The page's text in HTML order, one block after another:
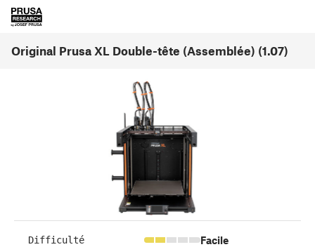
Original Prusa XL Double-tête (Assemblée) (1.07)
Difficulté Facile